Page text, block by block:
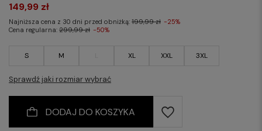
S M XL XXL 3XL
Sprawdź jaki rozmiar wybrać
149,99 zł
Najniższa cena z 30 dni przed obniżką: 199,99 zł -25%
Cena regularna: 299,99 zł -50%
DODAJ DO KOSZYKA